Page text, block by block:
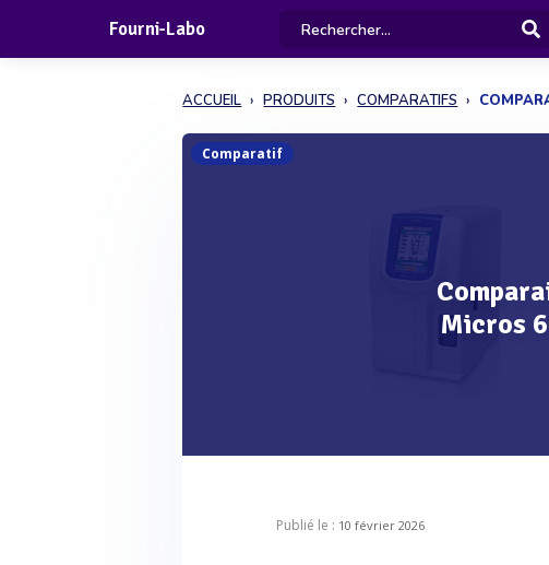
Fourni-Labo
ACCUEIL PRODUITS COMPARATIFS
Comparatif
Micros
Publié le : 10 février 2026